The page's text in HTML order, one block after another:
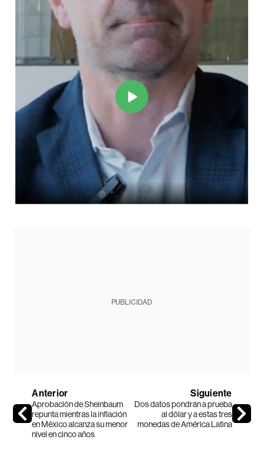
PUBLICIDAD
Anterior
Aprobación de Sheinbaum
repunta mientras la inflación
en México alcanza su menor
nivel en cinco años
Siguiente
Dos datos pondrán a prueba
al dólar y a estas tres
monedas de América Latina